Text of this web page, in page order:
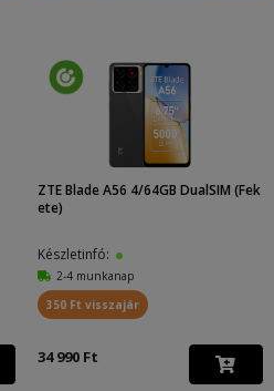
ZTE Blade A56 4/64GB DualSIM (Fek
ete)
Készletinfó:
2-4 munkanap
350 Ft visszajár
34 990 Ft